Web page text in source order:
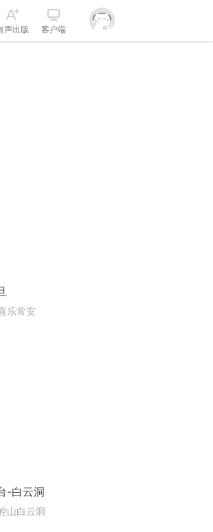
声出版 客户端
乐常安
-白云洞
山白云洞